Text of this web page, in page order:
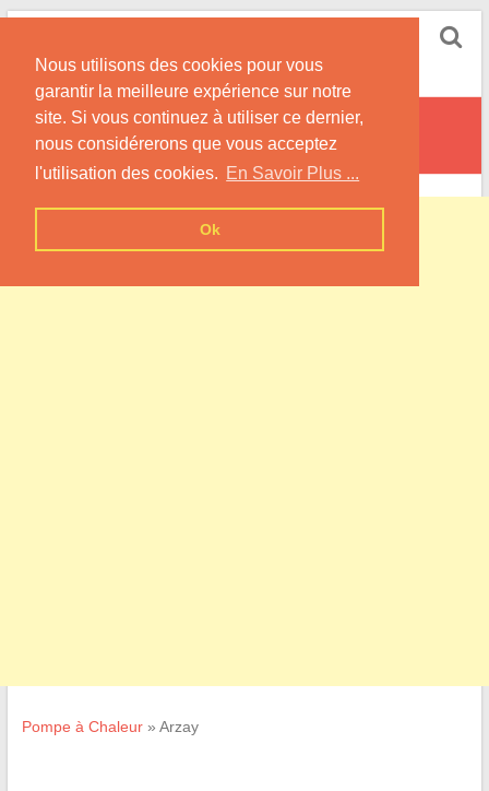
Nous utilisons des cookies pour vous
garantir la meilleure expérience sur notre
site. Si vous continuez à utiliser ce dernier,
nous considérerons que vous acceptez
l'utilisation des cookies. En Savoir Plus ...
Ok
Skip
content
Informations sur les Pompes à Chaleur
Arzay
Pompe à Chaleur» Arzay